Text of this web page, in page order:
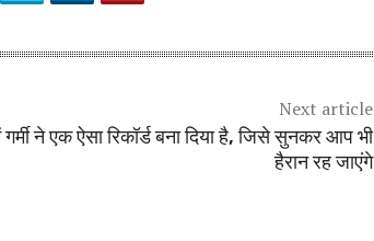
Next article
ने एक ऐसा रिकॉर्ड बना दिया है, जिसे सुनकर आप भी
हैरान रह जाएंगे